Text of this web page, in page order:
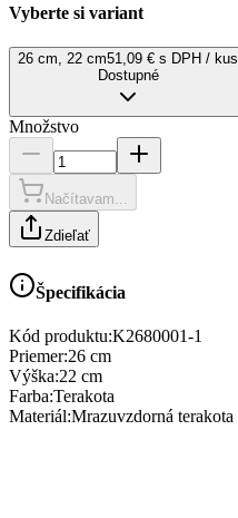
Vyberte si variant
26 cm, 22 cm51,09 € s DPH / kus
Dostupné
Množstvo
Načítavam...
Zdieľať
Špecifikácia
Kód produktu:K2680001-1
Priemer:26 cm
Výška:22 cm
Farba:Terakota
Materiál:Mrazuvzdorná terakota